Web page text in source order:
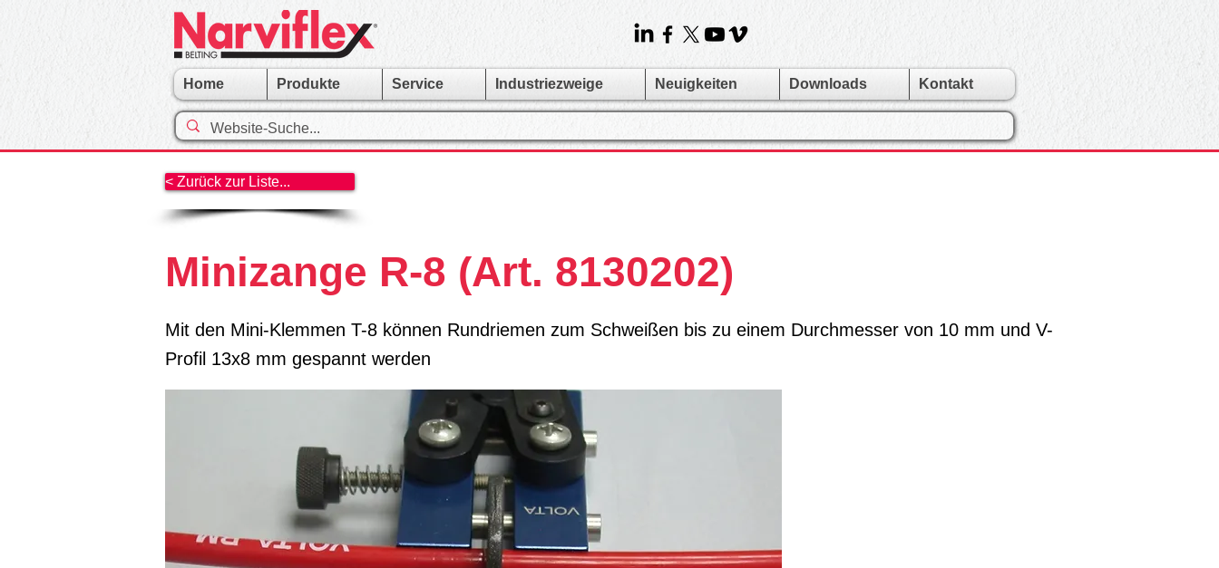
Home Produkte Service Industriezweige Neuigkeiten Downloads Kontakt
< Zurück zur Liste...
Minizange R-8 (Art. 8130202)
Mit den Mini-Klemmen T-8 können Rundriemen zum Schweißen bis zu einem Durchmesser von 10 mm und V-
Profil 13x8 mm gespannt werden